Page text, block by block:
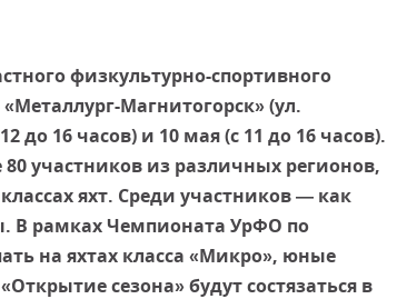
физкультурно-спортивного
Магнитогорск» (ул.
до 16 часов) и 10 мая (с 11 до 16 часов).
участников из различных регионов,
яхт. Среди участников — как
В рамках Чемпионата УрФО по
на яхтах класса «Микро», юные
сезона» будут состязаться в